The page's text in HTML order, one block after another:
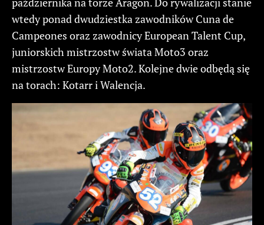
wtedy ponad dwudziestka zawodników Cuna de
Campeones oraz zawodnicy European Talent Cup,
juniorskich mistrzostw świata Moto3 oraz
mistrzostw Europy Moto2. Kolejne dwie odbędą się
na torach: Kotarr i Walencja.